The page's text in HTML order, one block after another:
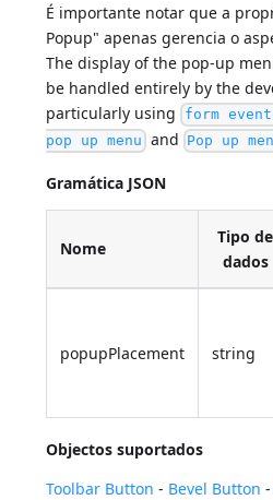
É importante notar que a
Popup" apenas gerencia o
The display of the pop-up
be handled entirely by the
particularly using form
pop up menu and Pop up
Gramática JSON
Nome
Tipo de
dados
popupPlacement string
Objectos suportados
Toolbar Button - Bevel Button -